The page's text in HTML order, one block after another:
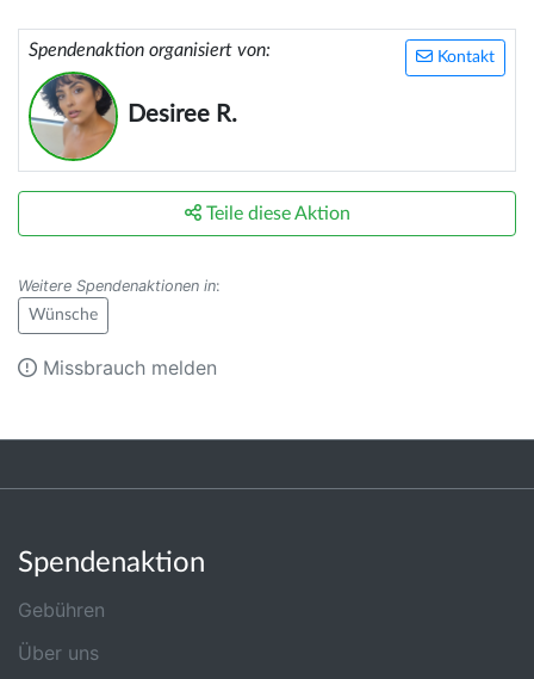
Kontakt
Spendenaktion organisiert von:
Desiree R.
Teile diese Aktion
Weitere Spendenaktionen in:
Wünsche
Missbrauch melden
Spendenaktion
Gebühren
Über uns